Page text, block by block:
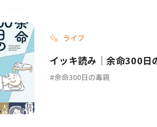
ライフ
イッキ読み｜余命300日
余命300日の毒親